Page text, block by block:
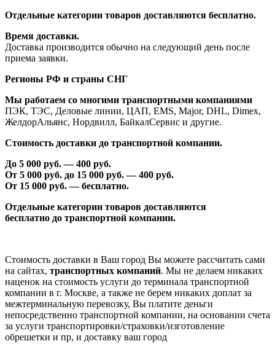
Отдельные категории товаров доставляются бесплатно.
Время доставки.
Доставка производится обычно на следующий день после
приема заявки.
Регионы РФ и страны СНГ
Мы работаем со многими транспортными компаниями
ПЭК, ТЭС, Деловые линии, ЦАП, EMS, Major, DHL, Dimex,
ЖелдорАльянс, Нордвилл, БайкалСервис и другие.
Стоимость доставки до транспортной компании.
До 5 000 руб. —400 руб.
От 5 000 руб. до 15 000 руб. —400 руб.
От 15 000 руб. — бесплатно.
Отдельные категории товаров доставляются
бесплатно до транспортной компании.
Стоимость доставки в Ваш город Вы можете рассчитать сами
на сайтах, транспортных компаний. Мы не делаем никаких
наценок на стоимость услуги до терминала транспортной
компании в г. Москве, а также не берем никаких доплат за
межтерминальную перевозку, Вы платите деньги
непосредственно транспортной компании, на основании счета
за услуги транспортировки/страховки/изготовление
обрешетки и пр, и доставку ваш город